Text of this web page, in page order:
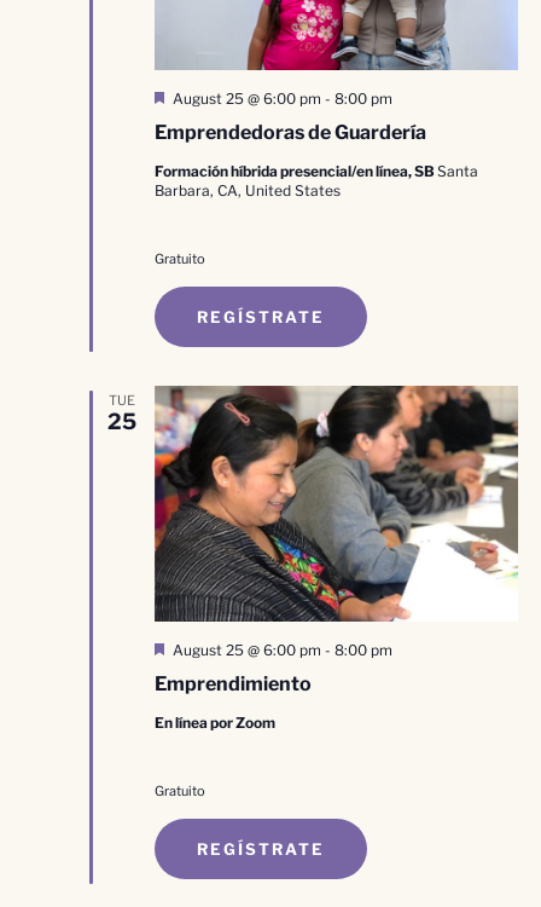
Emprendedoras de Guardería
Destacado
August 25 @ 6:00 pm - 8:00 pm
Formación híbrida presencial/en línea, SBSanta
Barbara, CA, United States
Gratuito
REGÍSTRATE
TUE
25
Emprendimiento
Destacado
August 25 @ 6:00 pm - 8:00 pm
En línea por Zoom
Gratuito
REGÍSTRATE